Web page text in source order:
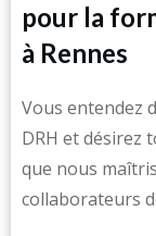
pour la
à Rennes
Vous entendez
DRH et désirez
que nous
collaborateurs